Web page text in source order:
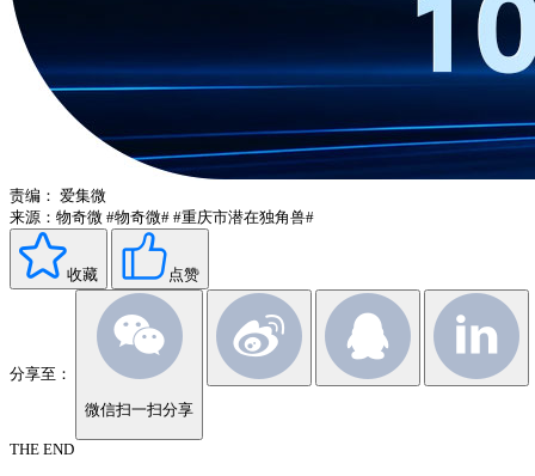
责编： 爱集微
来源：物奇微 #物奇微# #重庆市潜在独角兽#
收藏 点赞
分享至：
微信扫一扫分享
THE END